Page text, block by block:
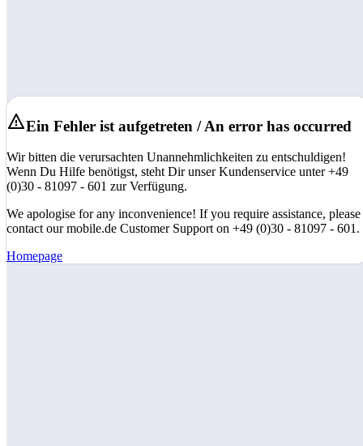
Ein Fehler ist aufgetreten / An error has occurred
Wir bitten die verursachten Unannehmlichkeiten zu entschuldigen!
Wenn Du Hilfe benötigst, steht Dir unser Kundenservice unter +49
(0)30 - 81097 - 601 zur Verfügung.
We apologise for any inconvenience! If you require assistance, please
contact our mobile.de Customer Support on +49 (0)30 - 81097 - 601.
Homepage